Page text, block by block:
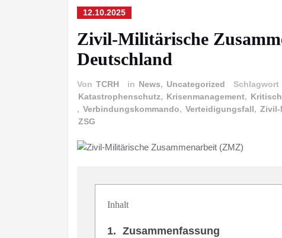
12.10.2025
Zivil-Militärische
Deutschland
Von TCRH in News, Uncategorized Schlagwort
Katastrophenschutz, Krisenmanagement,
, Verbindungskommando, Verteidigungsfall, Zivil-
ZSG
Inhalt
Zusammenfassung